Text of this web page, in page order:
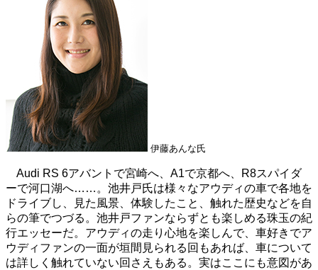
伊藤あんな氏
Audi RS 6アバントで宮崎へ、A1で京都へ、R8スパイダ
ーで河口湖へ……。池井戸氏は様々なアウディの車で各地を
ドライブし、見た風景、体験したこと、触れた歴史などを自
らの筆でつづる。池井戸ファンならずとも楽しめる珠玉の紀
行エッセーだ。アウディの走り心地を楽しんで、車好きでア
ウディファンの一面が垣間見られる回もあれば、車について
は詳しく触れていない回さえもある。実はここにも意図があ